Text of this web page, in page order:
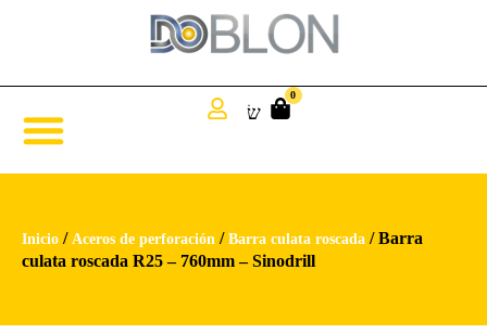
0
Inicio / Aceros de perforación / Barra culata roscada / Barra
culata roscada R25 – 760mm – Sinodrill